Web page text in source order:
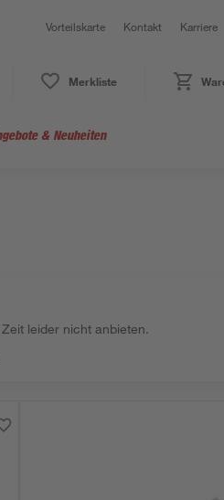
Vorteilskarte Kontakt Karriere
Merkliste
& Neuheiten
leider nicht anbieten.